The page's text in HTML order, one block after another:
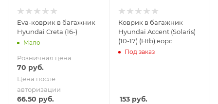
Eva-коврик в багажник
Hyundai Creta (16-)
Мало
Розничная цена
70 руб.
Цена после
авторизации
66.50 руб.
Коврик в багажник
Hyundai Accent (Solaris)
(10-17) (Htb) ворс
Под заказ
153руб.